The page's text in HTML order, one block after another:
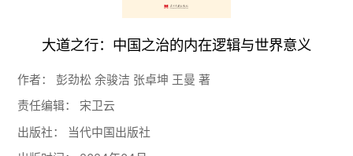
大道之行：中国之治的内在逻辑与世界意义
作者：
彭劲松 余骏洁 张卓坤 王曼 著
责任编辑：
宋卫云
出版社：
当代中国出版社